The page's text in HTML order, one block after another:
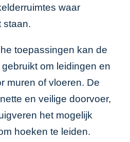
waar
staan.
toepassingen kan de
om leidingen en
muren of vloeren. De
en veilige doorvoer,
het mogelijk
hoeken te leiden.